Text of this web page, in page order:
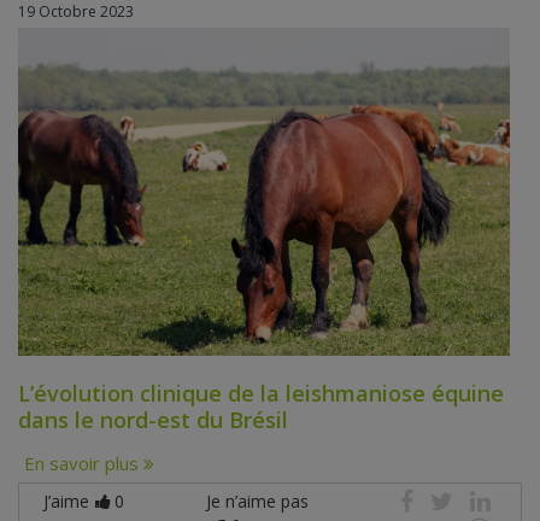
19 Octobre 2023
L’évolution clinique de la leishmaniose équine
dans le nord-est du Brésil
En savoir plus
J’aime 0
Je n’aime pas